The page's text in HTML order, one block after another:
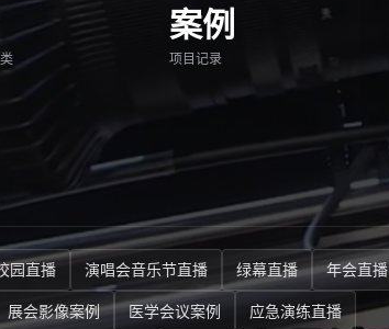
案例
项目记录
园直播 演唱会音乐节直播 绿幕直播 年会直播
展会影像案例 医学会议案例
应急演练直播